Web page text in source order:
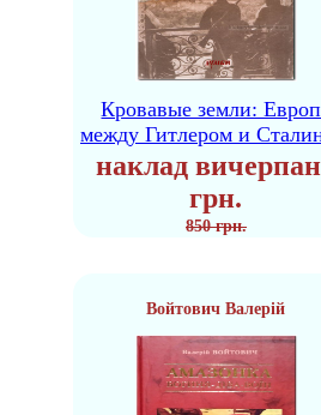
Кровавые земли:
между Гитлером и
наклад
грн.
850 грн.
Войтович Валерій